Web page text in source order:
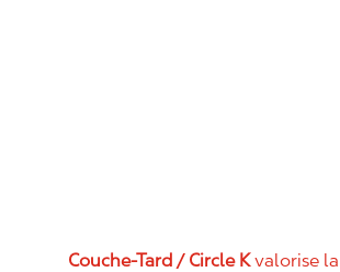
Couche-Tard / Circle Kvalorise